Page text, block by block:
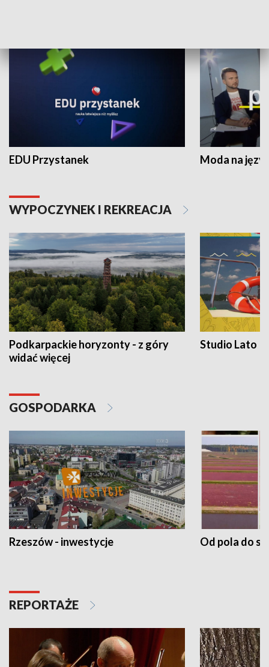
EDU Przystanek Moda na
WYPOCZYNEK I REKREACJA
Podkarpackie horyzonty - z góry
widać więcej
Studio Lato
GOSPODARKA
Rzeszów - inwestycje Od pola do
REPORTAŻE